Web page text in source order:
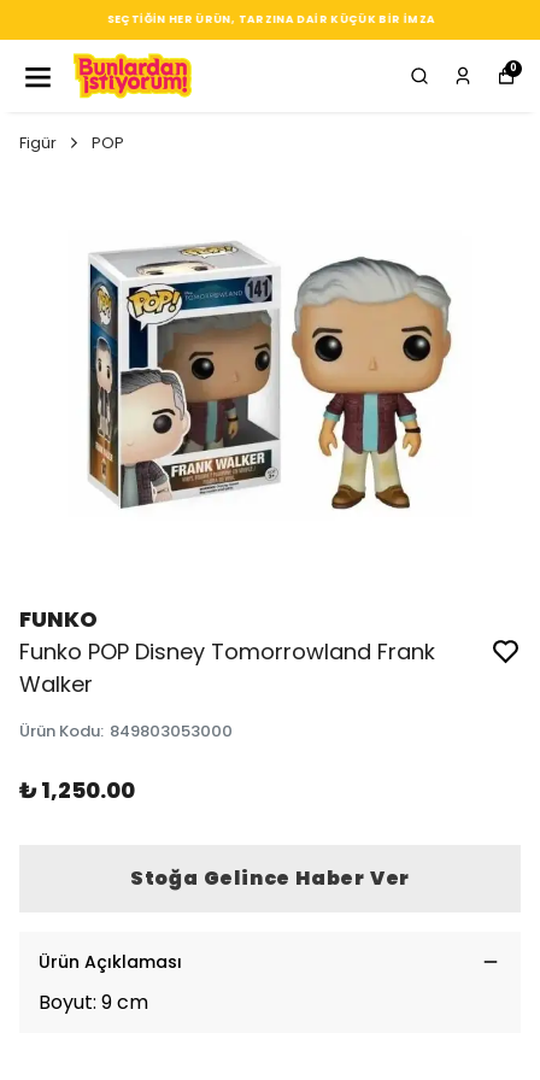
SEÇTIĞIN HER ÜRÜN, TARZINA DAIR KÜÇÜK BIR IMZA
0
Figür POP
FUNKO
Funko POP Disney Tomorrowland Frank
Walker
Ürün Kodu: 849803053000
₺ 1,250.00
Stoğa Gelince Haber Ver
Ürün Açıklaması
Boyut: 9 cm